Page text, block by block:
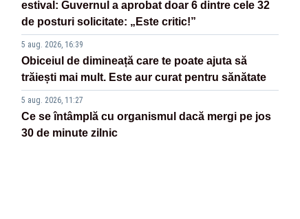
estival: Guvernul a aprobat doar 6 dintre cele 32
de posturi solicitate: „Este critic!”
5 aug. 2026, 16:39
Obiceiul de dimineață care te poate ajuta să
trăiești mai mult. Este aur curat pentru sănătate
5 aug. 2026, 11:27
Ce se întâmplă cu organismul dacă mergi pe jos
30 de minute zilnic